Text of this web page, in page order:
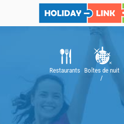
Restaurants Boîtes de nuit
/